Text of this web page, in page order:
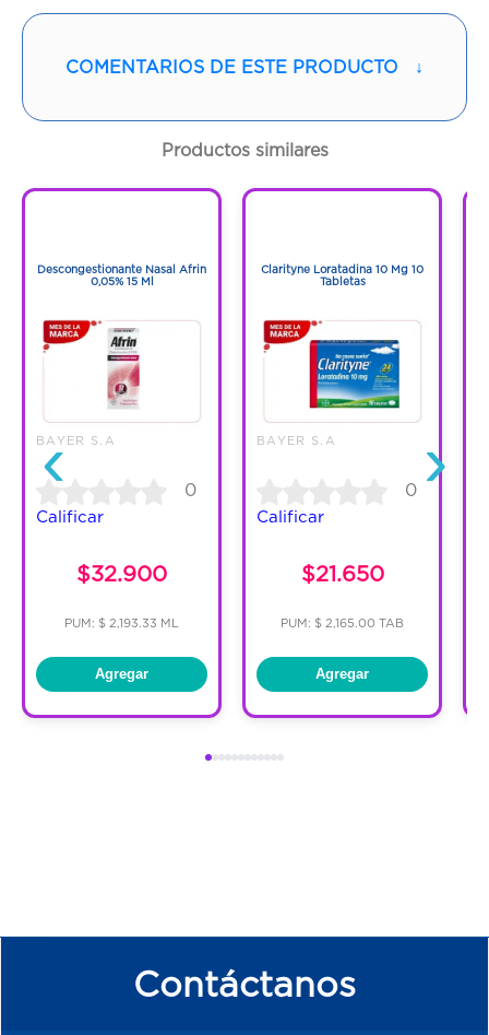
56 Tabletas
Código:1282266
COMENTARIOS DE ESTE PRODUCTO ↓
Productos similares
‹
Descongestionante Nasal Afrin
0,05% 15 Ml
BAYER S.A
0
Calificar
$32.900
PUM: $ 2,193.33 ML
Agregar
Clarityne Loratadina 10 Mg 10
Tabletas
BAYER S.A
0
Calificar
$21.650
PUM: $ 2,165.00 TAB
Agregar
›
Contáctanos